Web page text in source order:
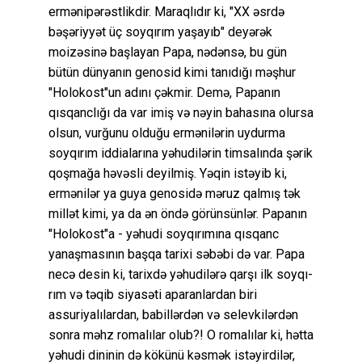
ermənipərəstlikdir. Maraqlıdır ki, "XX əsrdə
bəşəriyyət üç soyqırım yaşayıb" deyərək
moizəsinə başlayan Papa, nədənsə, bu gün
bütün dünyanın genosid kimi tanıdığı məşhur
"Holokost"un adını çəkmir. Demə, Papanın
qısqanclığı da var imiş və nəyin bahasına olursa
olsun, vurğunu olduğu ermənilərin uydurma
soyqırım iddialarına yəhudilərin timsalında şərik
qoşmağa həvəsli deyilmiş. Yəqin istəyib ki,
ermənilər ya guya genosidə məruz qalmış tək
millət kimi, ya da ən öndə görünsünlər. Papanın
"Holokost"a - yəhudi soyqırımına qısqanc
yanaşmasının başqa tarixi səbəbi də var. Papa
necə desin ki, tarixdə yəhudilərə qarşı ilk soyqı-
rım və təqib siyasəti aparanlardan biri
assuriyalılardan, babillərdən və selevkilərdən
sonra məhz romalılar olub?! O romalılar ki, hətta
yəhudi dininin də kökünü kəsmək istəyirdilər,